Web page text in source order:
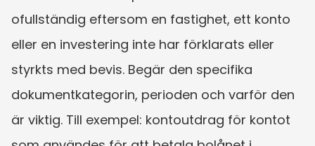
ofullständig eftersom en fastighet, ett konto
eller en investering inte har förklarats eller
styrkts med bevis. Begär den specifika
dokumentkategorin, perioden och varför den
är viktig. Till exempel: kontoutdrag för kontot